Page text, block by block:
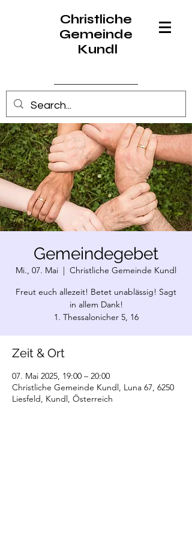
Christliche
Gemeinde
Kundl
Anmelden
Gemeindegebet
Mi., 07. Mai
  |
Christliche Gemeinde Kundl
Freut euch allezeit! Betet unablässig! Sagt
in allem Dank!
1. Thessalonicher 5, 16
Zeit & Ort
07. Mai 2025, 19:00 – 20:00
Christliche Gemeinde Kundl, Luna 67, 6250
Liesfeld, Kundl, Österreich